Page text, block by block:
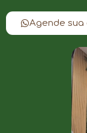
Agende